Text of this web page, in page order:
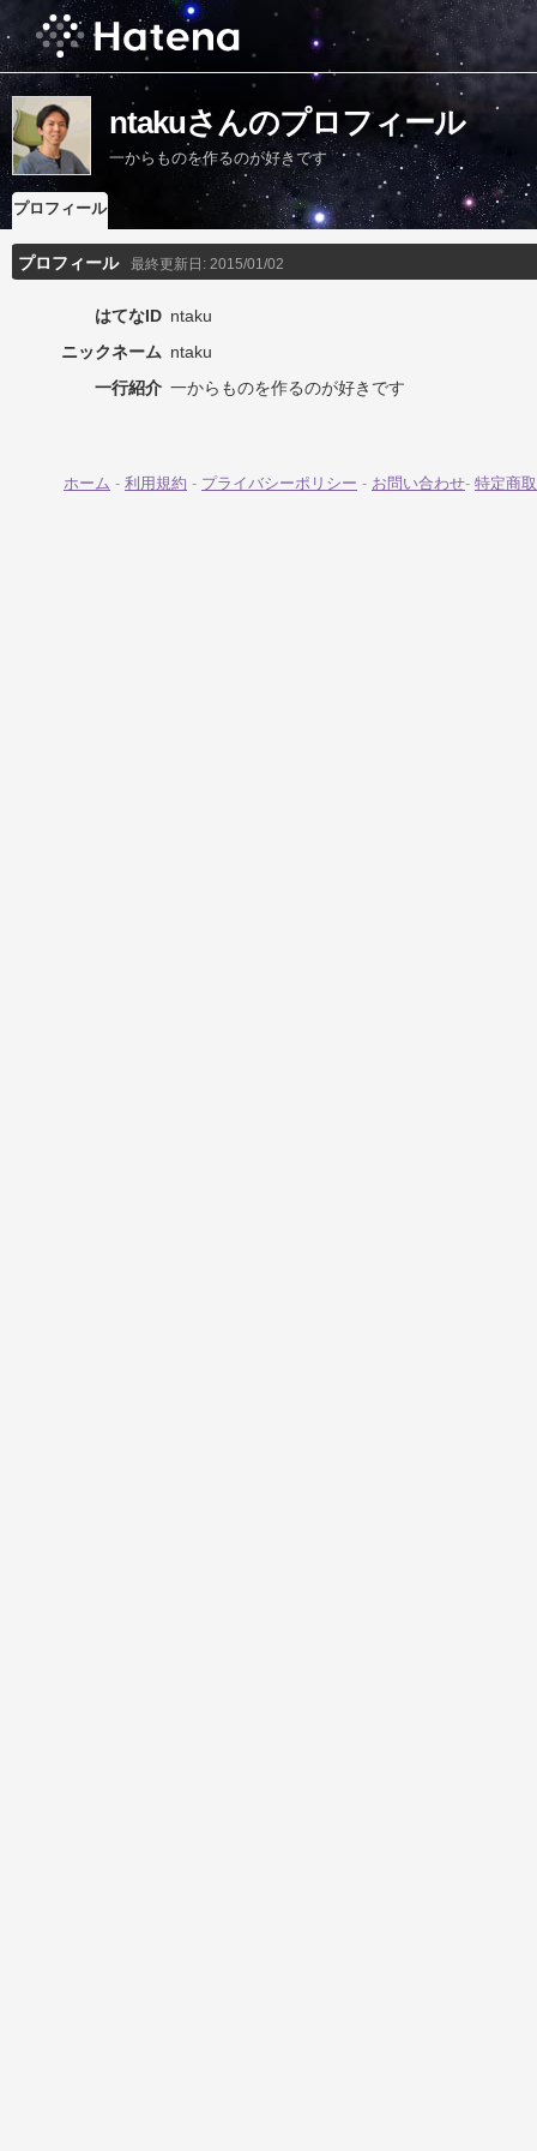
ntakuさんのプロフィール
一からものを作るのが好きです
プロフィール
プロフィール 最終更新日: 2015/01/02
はてなID ntaku
ニックネーム ntaku
一行紹介 一からものを作るのが好きです
ホーム - 利用規約 - プライバシーポリシー - お問い合わせ- 特定商